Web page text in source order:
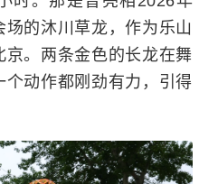
的沐川草龙，作为乐山
京。两条金色的长龙在舞
动作都刚劲有力，引得